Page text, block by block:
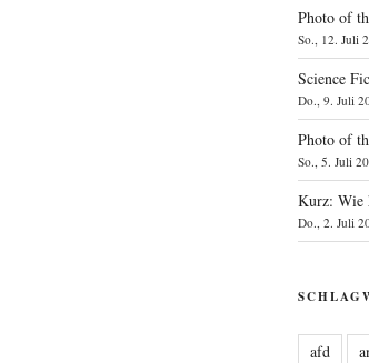
Photo of
So., 12. Juli
Science
Do., 9. Juli
Photo of
So., 5. Juli
Kurz: Wie
Do., 2. Juli
afd